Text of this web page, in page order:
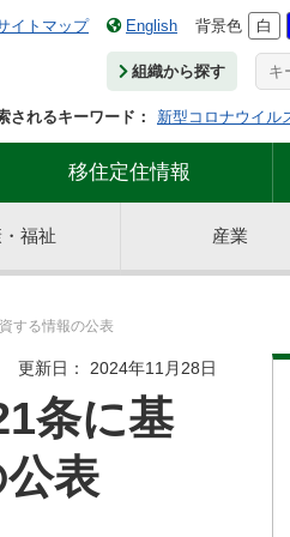
イトマップ English 背景色 白
組織から探す
されるキーワード： 新型コロナウイル
移住定住情報
福祉 産業
する情報の公表
更新日： 2024年11月28日
条に基
表